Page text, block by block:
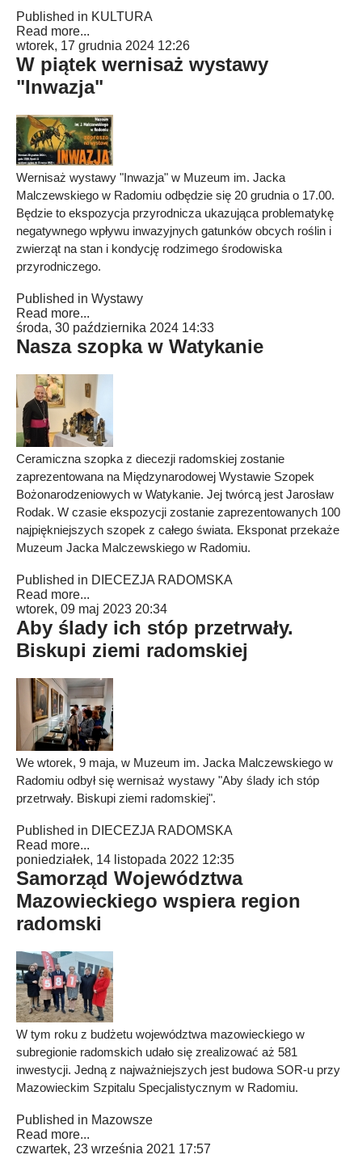
Published in KULTURA
Read more...
wtorek, 17 grudnia 2024 12:26
W piątek wernisaż wystawy
"Inwazja"
Wernisaż wystawy "Inwazja" w Muzeum im. Jacka
Malczewskiego w Radomiu odbędzie się 20 grudnia o 17.00.
Będzie to ekspozycja przyrodnicza ukazująca problematykę
negatywnego wpływu inwazyjnych gatunków obcych roślin i
zwierząt na stan i kondycję rodzimego środowiska
przyrodniczego.
Published in Wystawy
Read more...
środa, 30 października 2024 14:33
Nasza szopka w Watykanie
Ceramiczna szopka z diecezji radomskiej zostanie
zaprezentowana na Międzynarodowej Wystawie Szopek
Bożonarodzeniowych w Watykanie. Jej twórcą jest Jarosław
Rodak. W czasie ekspozycji zostanie zaprezentowanych 100
najpiękniejszych szopek z całego świata. Eksponat przekaże
Muzeum Jacka Malczewskiego w Radomiu.
Published in DIECEZJA RADOMSKA
Read more...
wtorek, 09 maj 2023 20:34
Aby ślady ich stóp przetrwały.
Biskupi ziemi radomskiej
We wtorek, 9 maja, w Muzeum im. Jacka Malczewskiego w
Radomiu odbył się wernisaż wystawy "Aby ślady ich stóp
przetrwały. Biskupi ziemi radomskiej".
Published in DIECEZJA RADOMSKA
Read more...
poniedziałek, 14 listopada 2022 12:35
Samorząd Województwa
Mazowieckiego wspiera region
radomski
W tym roku z budżetu województwa mazowieckiego w
subregionie radomskich udało się zrealizować aż 581
inwestycji. Jedną z najważniejszych jest budowa SOR-u przy
Mazowieckim Szpitalu Specjalistycznym w Radomiu.
Published in Mazowsze
Read more...
czwartek, 23 września 2021 17:57